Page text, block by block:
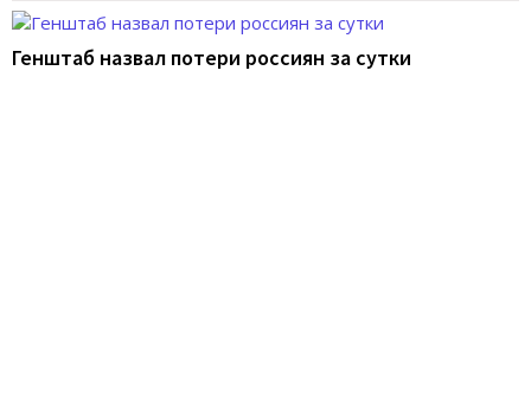
Генштаб назвал потери россиян за сутки